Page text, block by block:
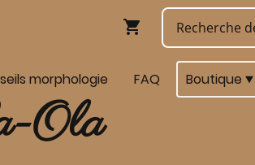
morphologie FAQ Boutique
Ola